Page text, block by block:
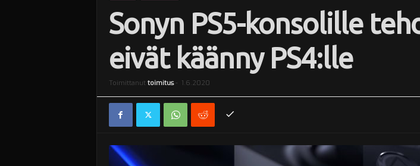
i
Sonyn PS5-konsolille
eivät käänny PS4:lle
Toimittanut toimitus- 1.6.2020